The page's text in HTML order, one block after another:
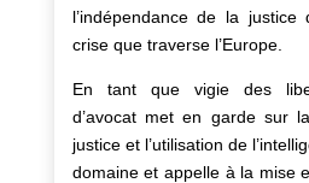
l’indépendance de la
crise que traverse l’Europe.
En tant que vigie des
d’avocat met en garde sur
justice et l’utilisation de
domaine et appelle à la mise